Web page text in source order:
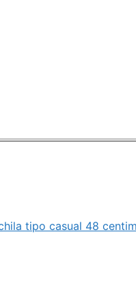
tipo casual 48